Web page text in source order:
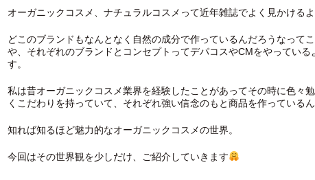
オーガニックコスメ、ナチュラルコスメって近年雑誌でよく見かける
どこのブランドもなんとなく自然の成分で作っているんだろうなって
や、それぞれのブランドとコンセプトってデパコスやCMをやってい
す。
私は昔オーガニックコスメ業界を経験したことがあってその時に色々
くこだわりを持っていて、それぞれ強い信念のもと商品を作っている
知れば知るほど魅力的なオーガニックコスメの世界。
今回はその世界観を少しだけ、ご紹介していきます